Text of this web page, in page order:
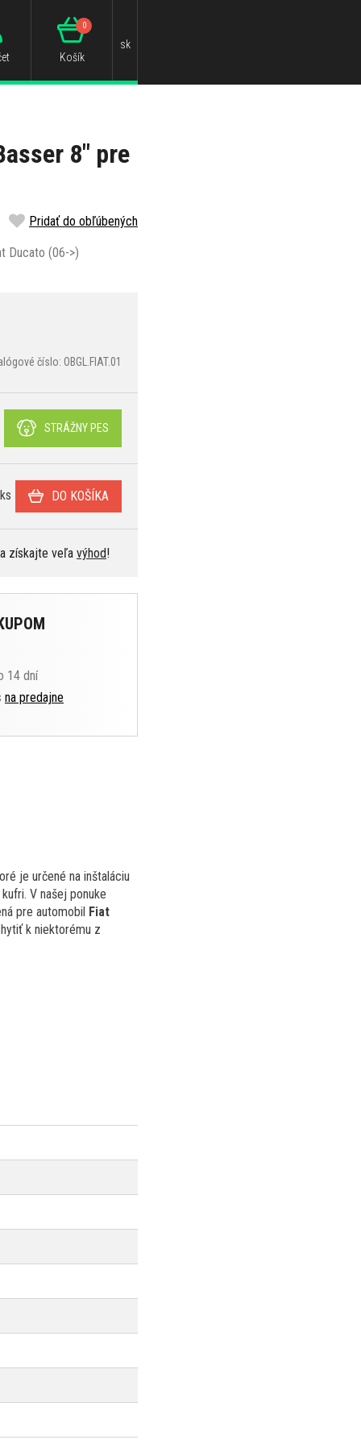
Košík
0
sk
8" pre
Pridať do obľúbených
Ducato (06->)
číslo: OBGL.FIAT.01
STRÁŽNY PES
ks DO KOŠÍKA
získajte veľa výhod!
14 dní
na predajne
je určené na inštaláciu
V našej ponuke
pre automobil Fiat
k niektorému z